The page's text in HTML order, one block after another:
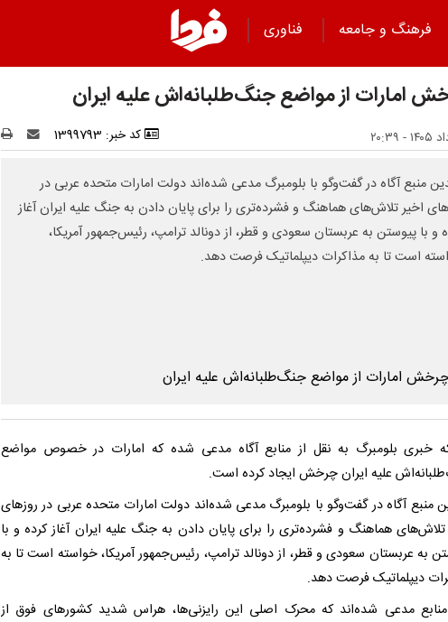
فرهنگ و جامعه
فناوری
امارات از مواضع جنگ‌طلبانه‌اش علیه ایران
کد خبر: 1399793
منبع آگاه در گفت‌وگو با بلومبرگ مدعی شده‌اند دولت امارات متحده عربی در
اخیر تلاش‌های هماهنگ و فشرده‌تری را برای پایان دادن به جنگ علیه ایران آغاز
و با پیوستن به عربستان سعودی و قطر، از دونالد ترامپ، رئیس‌جمهور آمریکا،
است تا به مذاکرات دیپلماتیک فرصت دهد.
خبری بلومبرگ به نقل از منابع آگاه مدعی شده که امارات در خصوص مواضع
علیه ایران چرخش ایجاد کرده است.
منبع آگاه در گفت‌وگو با بلومبرگ مدعی شده‌اند دولت امارات متحده عربی در روزهای
تلاش‌های هماهنگ و فشرده‌تری را برای پایان دادن به جنگ علیه ایران آغاز کرده و با
به عربستان سعودی و قطر، از دونالد ترامپ، رئیس‌جمهور آمریکا، خواسته است تا به
دیپلماتیک فرصت دهد.
مدعی شده‌اند که محرک اصلی این رایزنی‌ها، هراس شدید کشورهای فوق از